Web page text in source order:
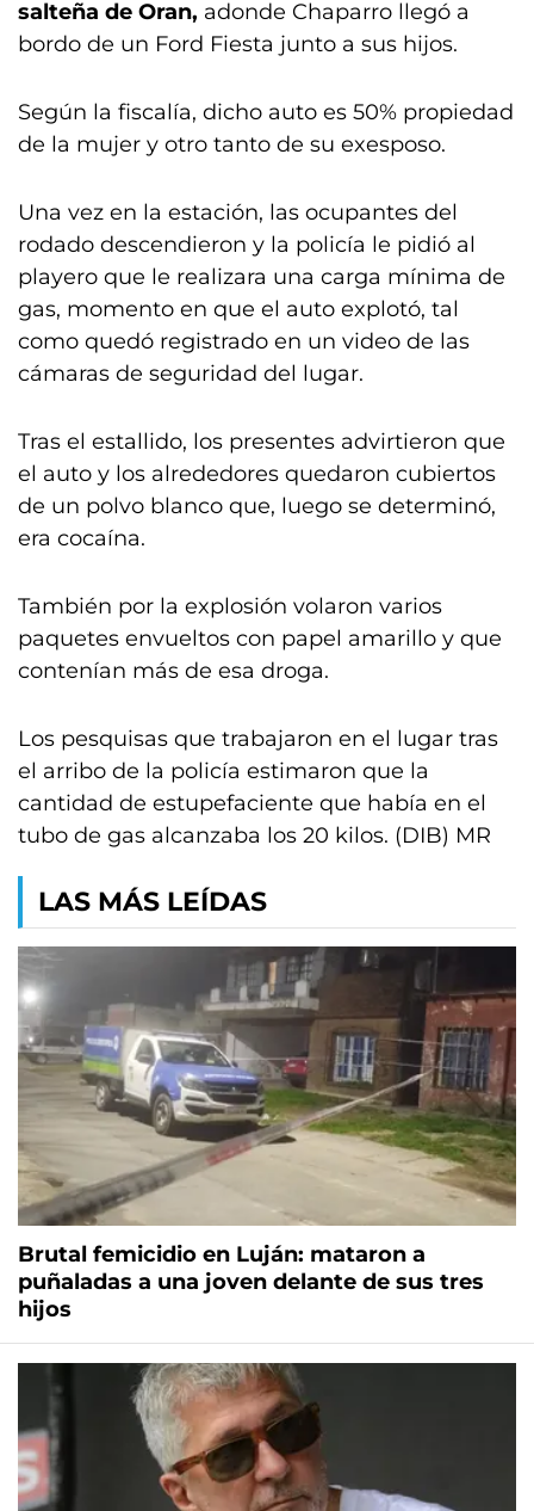
salteña de Oran, adonde Chaparro llegó a
bordo de un Ford Fiesta junto a sus hijos.
Según la fiscalía, dicho auto es 50% propiedad
de la mujer y otro tanto de su exesposo.
Una vez en la estación, las ocupantes del
rodado descendieron y la policía le pidió al
playero que le realizara una carga mínima de
gas, momento en que el auto explotó, tal
como quedó registrado en un video de las
cámaras de seguridad del lugar.
Tras el estallido, los presentes advirtieron que
el auto y los alrededores quedaron cubiertos
de un polvo blanco que, luego se determinó,
era cocaína.
También por la explosión volaron varios
paquetes envueltos con papel amarillo y que
contenían más de esa droga.
Los pesquisas que trabajaron en el lugar tras
el arribo de la policía estimaron que la
cantidad de estupefaciente que había en el
tubo de gas alcanzaba los 20 kilos. (DIB) MR
LAS MÁS LEÍDAS
Brutal femicidio en Luján: mataron a
puñaladas a una joven delante de sus tres
hijos